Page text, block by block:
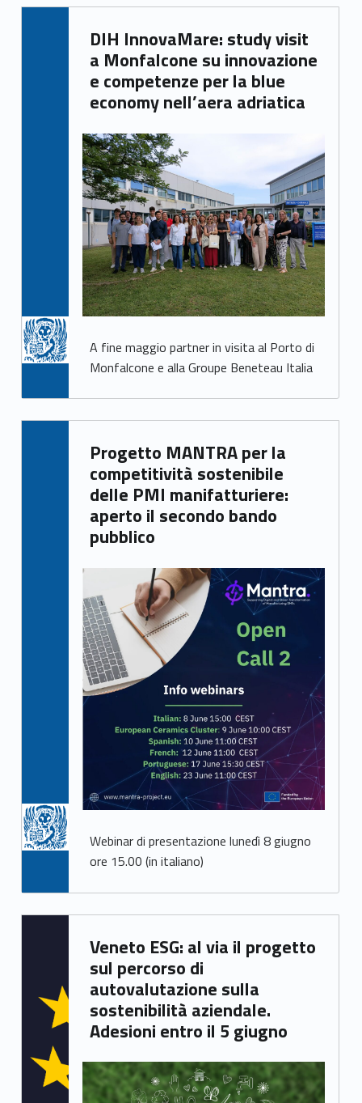
DIH InnovaMare: study visit
a Monfalcone su innovazione
e competenze per la blue
economy nell’aera adriatica
A fine maggio partner in visita al Porto di
Monfalcone e alla Groupe Beneteau Italia
Progetto MANTRA per la
competitività sostenibile
delle PMI manifatturiere:
aperto il secondo bando
pubblico
Webinar di presentazione lunedì 8 giugno
ore 15.00 (in italiano)
Veneto ESG: al via il progetto
sul percorso di
autovalutazione sulla
sostenibilità aziendale.
Adesioni entro il 5 giugno